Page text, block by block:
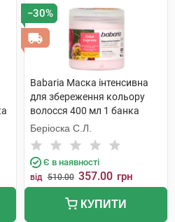
−30%
Babaria Маска інтенсивна
для збереження кольору
волосся 400 мл 1 банка
Беріоска С.Л.
Є в наявності
від 510.00 357.00 грн
КУПИТИ